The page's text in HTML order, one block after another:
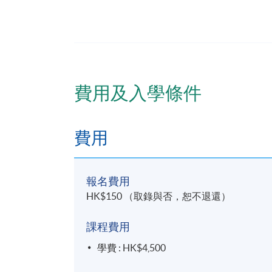
學員順利完成課程並符合下列條件，可按
1. 出席率達七成或以上；及
日期 / 時間
費用及入學條件
費用
報名費用
HK$150 （取錄與否，恕不退還）
課程費用
學費 : HK$4,500